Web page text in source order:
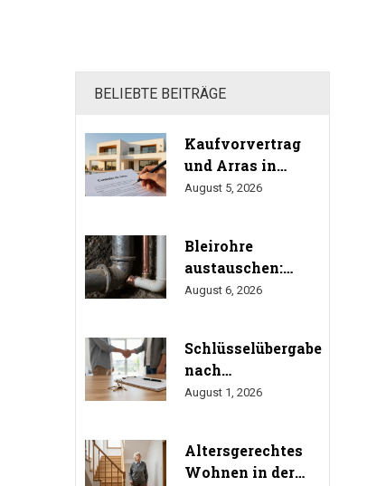
BELIEBTE BEITRÄGE
Kaufvorvertrag
und Arras in
Spanien: Das
wissen
August 5, 2026
Bleirohre
austauschen:
Fristen, Kosten und
August 6, 2026
Schlüsselübergabe
nach
Immobilienkauf:
Übergabeprotokoll
richtig
August 1, 2026
Altersgerechtes
Wohnen in der